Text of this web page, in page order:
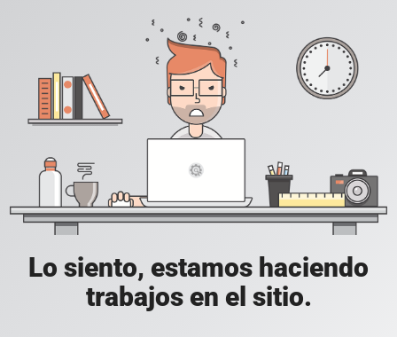
Lo siento, estamos haciendo
trabajos en el sitio.